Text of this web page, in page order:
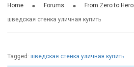
Home Forums From Zero to
шведская стенка уличная купить
Tagged: шведская стенка уличная купить